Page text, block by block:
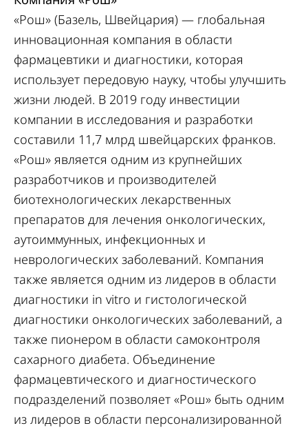
«Рош» (Базель, Швейцария) — глобальная
инновационная компания в области
фармацевтики и диагностики, которая
использует передовую науку, чтобы улучшить
жизни людей. В 2019 году инвестиции
компании в исследования и разработки
составили 11,7 млрд швейцарских франков.
«Рош» является одним из крупнейших
разработчиков и производителей
биотехнологических лекарственных
препаратов для лечения онкологических,
аутоиммунных, инфекционных и
неврологических заболеваний. Компания
также является одним из лидеров в области
диагностики in vitro и гистологической
диагностики онкологических заболеваний, а
также пионером в области самоконтроля
сахарного диабета. Объединение
фармацевтического и диагностического
подразделений позволяет «Рош» быть одним
из лидеров в области персонализированной